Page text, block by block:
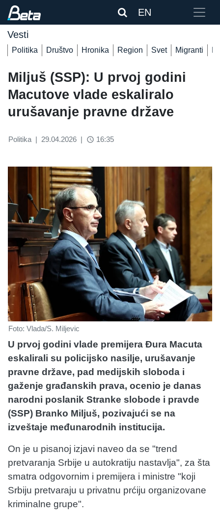
EN
Vesti
Politika Društvo Hronika Region Svet Migranti
Miljuš (SSP): U prvoj godini
Macutove vlade eskaliralo
urušavanje pravne države
Politika | 29.04.2026 | access_time 16:35
Foto: Vlada/S. Miljevic
U prvoj godini vlade premijera Đura Macuta
eskalirali su policijsko nasilje, urušavanje
pravne države, pad medijskih sloboda i
gaženje građanskih prava, ocenio je danas
narodni poslanik Stranke slobode i pravde
(SSP) Branko Miljuš, pozivajući se na
izveštaje međunarodnih institucija.
On je u pisanoj izjavi naveo da se "trend
pretvaranja Srbije u autokratiju nastavlja", za šta
smatra odgovornim i premijera i ministre "koji
Srbiju pretvaraju u privatnu prćiju organizovane
kriminalne grupe".